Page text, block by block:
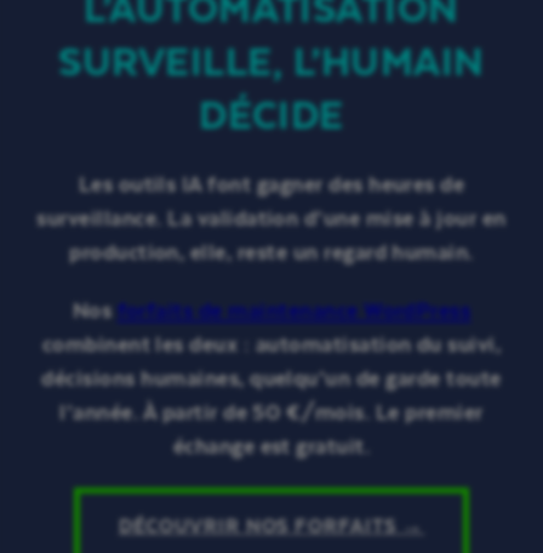
SURVEILLE, L’HUMAIN
DÉCIDE
Les outils IA font gagner des heures de
surveillance. La validation d’une mise à jour en
production, elle, reste un regard humain.
Nos forfaits de maintenance WordPress
combinent les deux : automatisation du suivi,
décisions humaines, quelqu’un de garde toute
l’année. À partir de 50 €/mois. Le premier
échange est gratuit.
DÉCOUVRIR NOS FORFAITS →